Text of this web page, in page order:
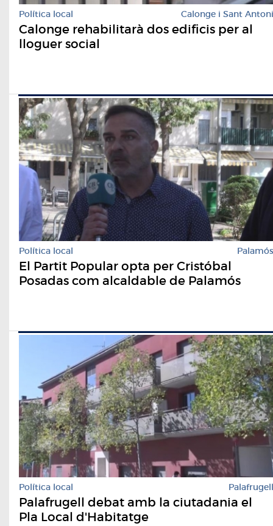
Política local Calonge i Sant Antoni
Calonge rehabilitarà dos edificis per al
lloguer social
Política local Palamós
El Partit Popular opta per Cristóbal
Posadas com alcaldable de Palamós
Política local Palafrugell
Palafrugell debat amb la ciutadania el
Pla Local d'Habitatge